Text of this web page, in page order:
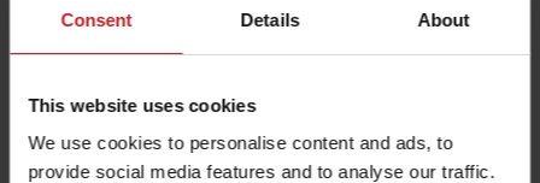
Consent Details About
This website uses cookies
We use cookies to personalise content and ads, to
provide social media features and to analyse our traffic.
Grâce à des disques semeurs adaptés à chaque
type et taille de graine, le même semoir peut être
performance.